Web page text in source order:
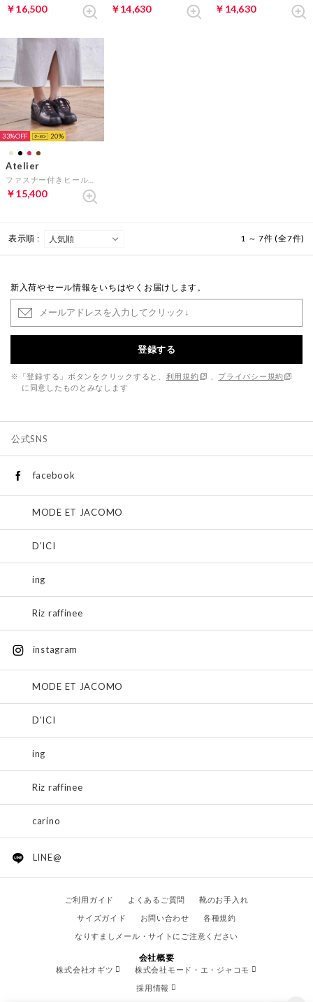
￥16,500 ￥14,630 ￥14,630
33% 20
Atelier
￥15,400
表示順 : 1 ～ 7件 (全7件)
新入荷やセール情報をいちはやくお届けします。
登録する
※「登録する」ボタンをクリックすると、 利用規約
プライバシー規約
に同意したものとみなします
公式SNS
facebook
MODE ET JACOMO
D'ICI
ing
Riz raffinee
instagram
MODE ET JACOMO
D'ICI
ing
Riz raffinee
carino
LINE@
ご利用ガイド よくあるご質問
靴のお手入れ
サイズガイド
お問い合わせ
各種規約
なりすましメール・サイトにご注意ください
会社概要
株式会社オギツ
株式会社モード・エ・ジャコモ
採用情報